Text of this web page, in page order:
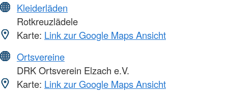
Kleiderläden
Rotkreuzlädele
Karte: Link zur Google Maps Ansicht
Ortsvereine
DRK Ortsverein Elzach e.V.
Karte: Link zur Google Maps Ansicht